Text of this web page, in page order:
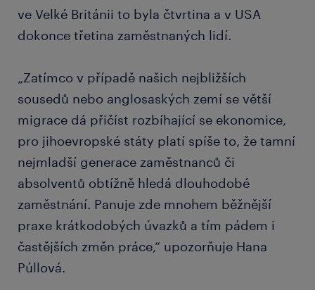
ve Velké Británii to byla čtvrtina a v USA
dokonce třetina zaměstnaných lidí.
„Zatímco v případě našich nejbližších
sousedů nebo anglosaských zemí se větší
migrace dá přičíst rozbíhající se ekonomice,
pro jihoevropské státy platí spíše to, že tamní
nejmladší generace zaměstnanců či
absolventů obtížně hledá dlouhodobé
zaměstnání. Panuje zde mnohem běžnější
praxe krátkodobých úvazků a tím pádem i
častějších změn práce,“ upozorňuje Hana
Púllová.